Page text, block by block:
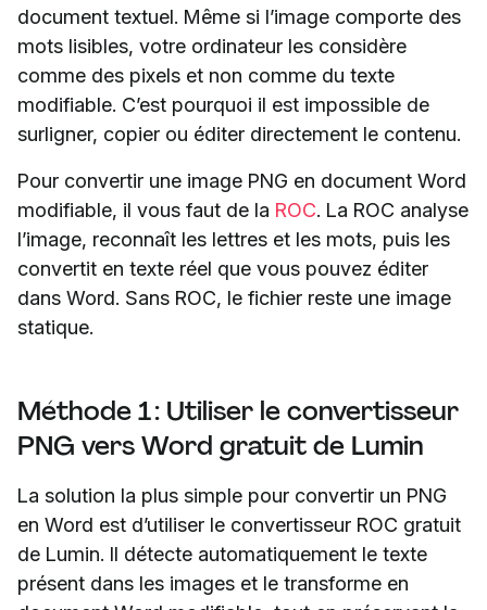
document textuel. Même si l’image comporte des
mots lisibles, votre ordinateur les considère
comme des pixels et non comme du texte
modifiable. C’est pourquoi il est impossible de
surligner, copier ou éditer directement le contenu.
Pour convertir une image PNG en document Word
modifiable, il vous faut de la ROC. La ROC analyse
l’image, reconnaît les lettres et les mots, puis les
convertit en texte réel que vous pouvez éditer
dans Word. Sans ROC, le fichier reste une image
statique.
Méthode 1 : Utiliser le convertisseur
PNG vers Word gratuit de Lumin
La solution la plus simple pour convertir un PNG
en Word est d’utiliser le convertisseur ROC gratuit
de Lumin. Il détecte automatiquement le texte
présent dans les images et le transforme en